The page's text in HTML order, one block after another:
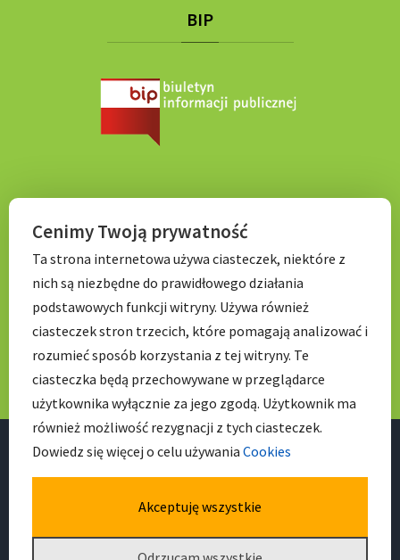
BIP
Tel. 71 798 67 99
E-mail:sekretariat.p056@wroclawskaedukacja.pl
Godziny otwarcia:
7:00 – 17: 00
Facebook
Cenimy Twoją prywatność
Ta strona internetowa używa ciasteczek, niektóre z
nich są niezbędne do prawidłowego działania
podstawowych funkcji witryny. Używa również
ciasteczek stron trzecich, które pomagają analizować i
rozumieć sposób korzystania z tej witryny. Te
ciasteczka będą przechowywane w przeglądarce
użytkownika wyłącznie za jego zgodą. Użytkownik ma
również możliwość rezygnacji z tych ciasteczek.
Dowiedz się więcej o celu używania Cookies
Akceptuję wszystkie